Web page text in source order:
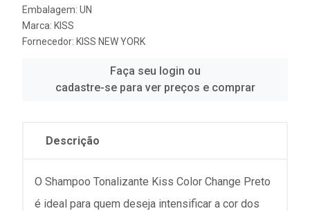
Embalagem: UN
Marca: KISS
Fornecedor: KISS NEW YORK
Faça seu login ou
cadastre-se para ver preços e comprar
Descrição
O Shampoo Tonalizante Kiss Color Change Preto
é ideal para quem deseja intensificar a cor dos